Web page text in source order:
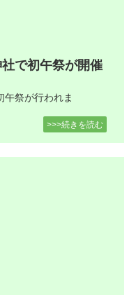
で初午祭が開催
午祭が行われま
>>>続きを読む